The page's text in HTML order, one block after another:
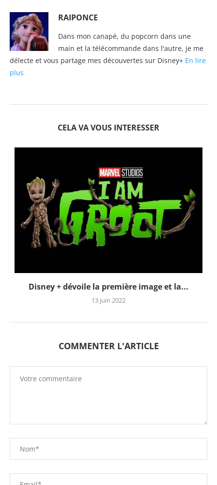
RAIPONCE
Dans mon canapé, du popcorn dans une
main et la télécommande dans l'autre, je me
délecte et vous partage mes découvertes sur Disney+ En lire
plus
CELA VA VOUS INTERESSER
Disney + dévoile la première image et la...
13 juin 2022
COMMENTER L'ARTICLE